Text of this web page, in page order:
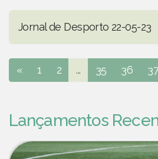
Jornal de Desporto 22-05-23
« 1 2 ... 35 36
Lançamentos